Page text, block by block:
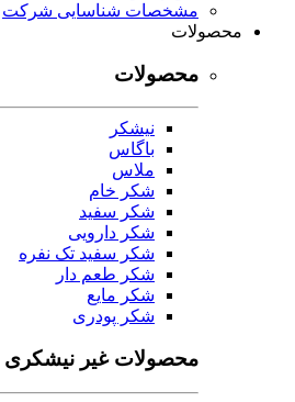
مشخصات شناسایی شرکت
محصولات
محصولات
نیشکر
باگاس
ملاس
شکر خام
شکر سفید
شکر دارویی
شکر سفید تک نفره
شکر طعم دار
شکر مایع
شکر پودری
محصولات غیر نیشکری